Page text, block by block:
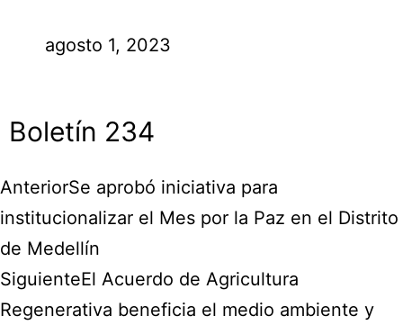
agosto 1, 2023
Boletín 234
AnteriorSe aprobó iniciativa para
institucionalizar el Mes por la Paz en el Distrito
de Medellín
SiguienteEl Acuerdo de Agricultura
Regenerativa beneficia el medio ambiente y